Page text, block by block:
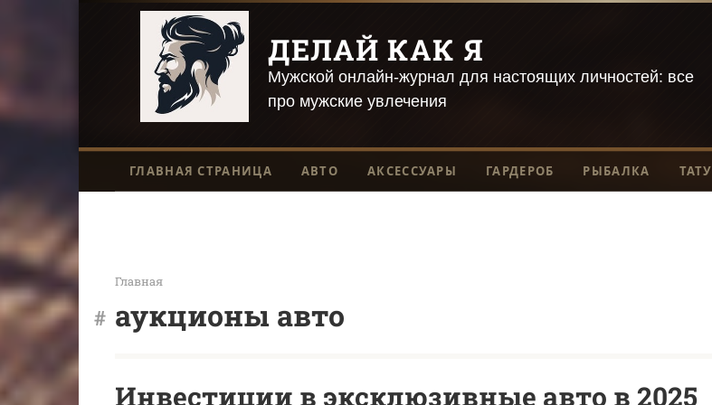
ДЕЛАЙ КАК Я
Мужской онлайн-журнал для настоящих личностей: все
про мужские увлечения
ГЛАВНАЯ СТРАНИЦА АВТО АКСЕССУАРЫ ГАРДЕРОБ РЫБАЛКА ТАТУ
Главная
аукционы авто
Инвестиции в эксклюзивные авто в 2025